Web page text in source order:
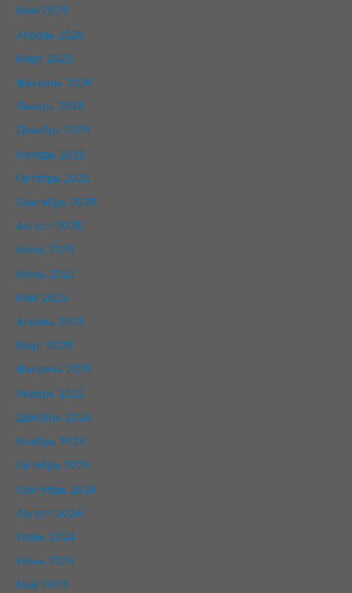
Май 2026
Апрель 2026
Март 2026
Февраль 2026
Январь 2026
Декабрь 2025
Ноябрь 2025
Октябрь 2025
Сентябрь 2025
Август 2025
Июль 2025
Июнь 2025
Май 2025
Апрель 2025
Март 2025
Февраль 2025
Январь 2025
Декабрь 2024
Ноябрь 2024
Октябрь 2024
Сентябрь 2024
Август 2024
Июль 2024
Июнь 2024
Май 2024